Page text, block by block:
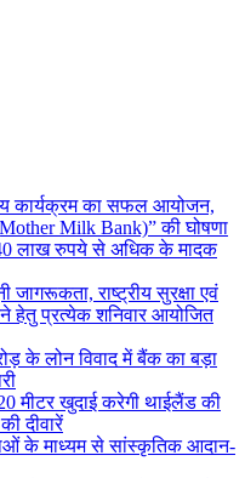
कार्यक्रम का सफल आयोजन,
Milk Bank)” की घोषणा
40 लाख रुपये से अधिक के मादक
जागरूकता, राष्ट्रीय सुरक्षा एवं
हेतु प्रत्येक शनिवार आयोजित
के लोन विवाद में बैंक का बड़ा
मीटर खुदाई करेगी थाईलैंड की
दीवारें
के माध्यम से सांस्कृतिक आदान-